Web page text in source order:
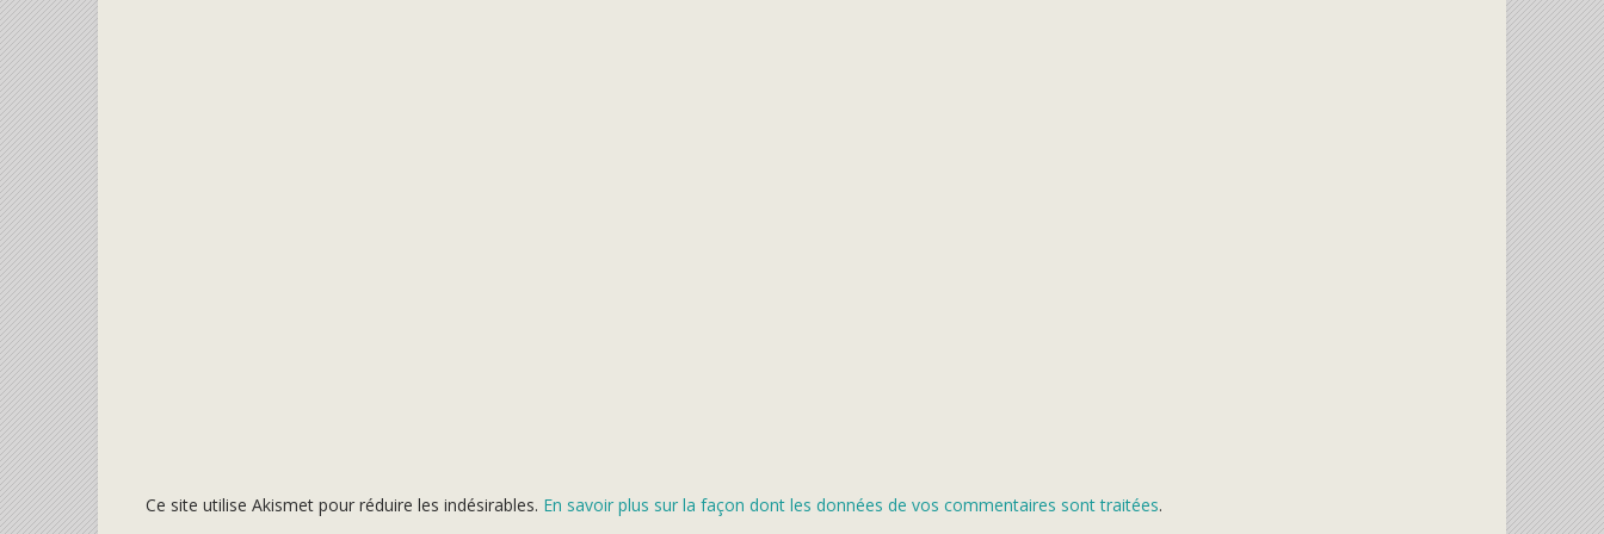
Ce site utilise Akismet pour réduire les indésirables. En savoir plus sur la façon dont les données de vos commentaires sont traitées.